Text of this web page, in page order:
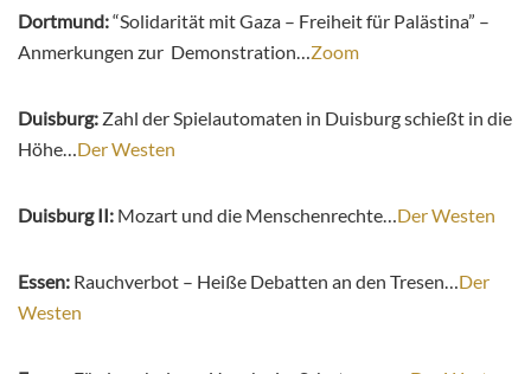
Dortmund:“Solidarität mit Gaza – Freiheit für Palästina” –
Anmerkungen zur Demonstration…Zoom
Duisburg: Zahl der Spielautomaten in Duisburg schießt in die
Höhe…Der Westen
Duisburg II: Mozart und die Menschenrechte…Der Westen
Essen: Rauchverbot – Heiße Debatten an den Tresen…Der
Westen